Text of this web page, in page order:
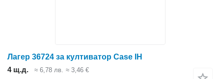
Лагер 36724 за култиватор Case IH
4 щ.д.
≈ 6,78 лв. ≈ 3,46 €